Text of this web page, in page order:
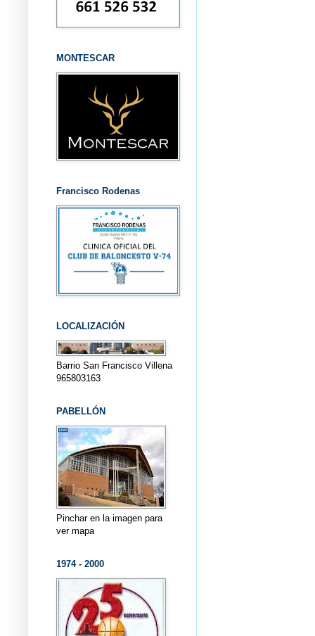
MONTESCAR
Francisco Rodenas
LOCALIZACIÓN
Barrio San Francisco Villena
965803163
PABELLÓN
Pinchar en la imagen para
ver mapa
1974 - 2000